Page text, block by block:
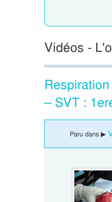
Vidéos -
– SVT :
Paru dans ▶